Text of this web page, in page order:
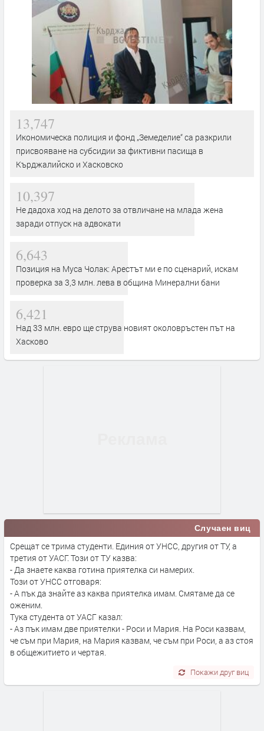
13,747
Икономическа полиция и фонд „Земеделие“ са разкрили
присвояване на субсидии за фиктивни пасища в
Кърджалийско и Хасковско
10,397
Не дадоха ход на делото за отвличане на млада жена
заради отпуск на адвокати
6,643
Позиция на Муса Чолак: Арестът ми е по сценарий, искам
проверка за 3,3 млн. лева в община Минерални бани
6,421
Над 33 млн. евро ще струва новият околовръстен път на
Хасково
Случаен виц
Срещат се трима студенти. Единия от УНСС, другия от ТУ, а
третия от УАСГ. Този от ТУ казва:
- Да знаете каква готина приятелка си намерих.
Този от УНСС отговаря:
- А пък да знайте аз каква приятелка имам. Смятаме да се
оженим.
Тука студента от УАСГ казал:
- Аз пък имам две приятелки - Роси и Мария. На Роси казвам,
че съм при Мария, на Мария казвам, че съм при Роси, а аз стоя
в общежитието и чертая.
Покажи друг виц